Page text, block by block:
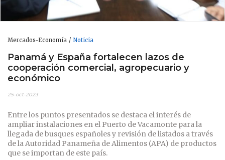
Mercados-Economía Noticia
Panamá y España fortalecen lazos de
cooperación comercial, agropecuario y
económico
25-oct-2023
Entre los puntos presentados se destaca el interés de
ampliar instalaciones en el Puerto de Vacamonte para la
llegada de busques españoles y revisión de listados a través
de la Autoridad Panameña de Alimentos (APA) de productos
que se importan de este país.